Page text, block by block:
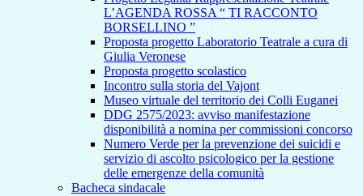
L’AGENDA ROSSA “ TI RACCONTO
BORSELLINO ”
Proposta progetto Laboratorio Teatrale a cura di
Giulia Veronese
Proposta progetto scolastico
Incontro sulla storia del Vajont
Museo virtuale del territorio dei Colli Euganei
DDG 2575/2023: avviso manifestazione
disponibilità a nomina per commissioni concorso
Numero Verde per la prevenzione dei suicidi e
servizio di ascolto psicologico per la gestione
delle emergenze della comunità
Bacheca sindacale